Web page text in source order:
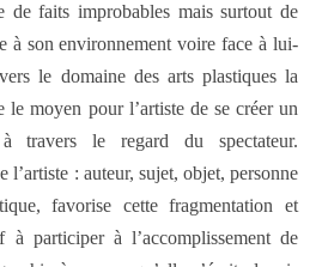
de faits improbables mais surtout de
à son environnement voire face à lui-
le domaine des arts plastiques la
le moyen pour l’artiste de se créer un
travers le regard du spectateur.
l’artiste : auteur, sujet, objet, personne
favorise cette fragmentation et
à participer à l’accomplissement de